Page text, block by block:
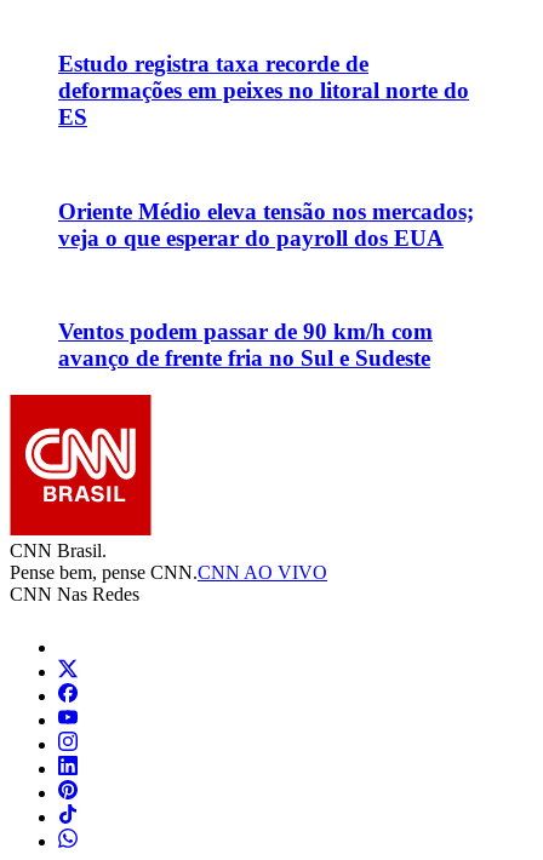
Estudo registra taxa recorde de
deformações em peixes no litoral norte do
ES
Oriente Médio eleva tensão nos mercados;
veja o que esperar do payroll dos EUA
Ventos podem passar de 90 km/h com
avanço de frente fria no Sul e Sudeste
CNN Brasil.
Pense bem, pense CNN.CNN AO VIVO
CNN Nas Redes